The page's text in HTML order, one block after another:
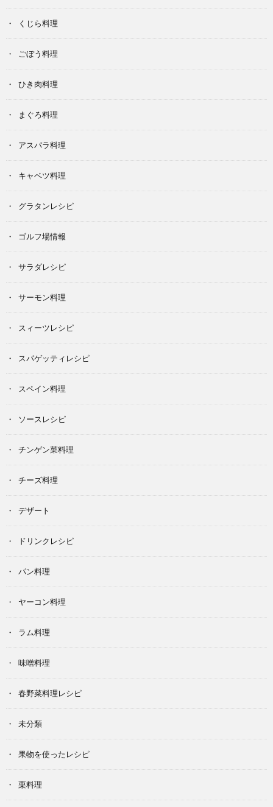
くじら料理
ごぼう料理
ひき肉料理
まぐろ料理
アスパラ料理
キャベツ料理
グラタンレシピ
ゴルフ場情報
サラダレシピ
サーモン料理
スィーツレシピ
スパゲッティレシピ
スペイン料理
ソースレシピ
チンゲン菜料理
チーズ料理
デザート
ドリンクレシピ
パン料理
ヤーコン料理
ラム料理
味噌料理
春野菜料理レシピ
未分類
果物を使ったレシピ
栗料理